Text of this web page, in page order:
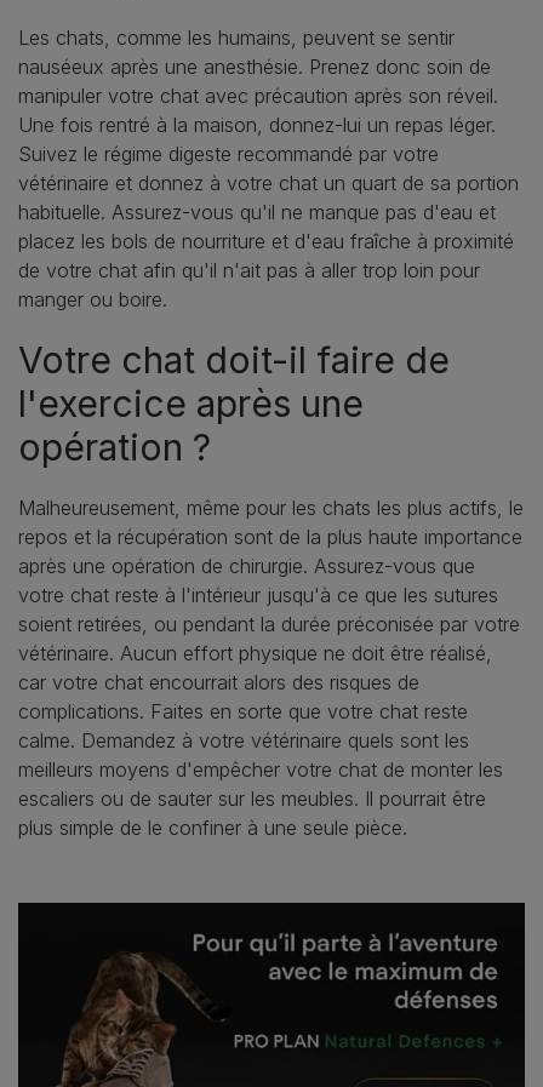
Les chats, comme les humains, peuvent se sentir
nauséeux après une anesthésie. Prenez donc soin de
manipuler votre chat avec précaution après son réveil.
Une fois rentré à la maison, donnez-lui un repas léger.
Suivez le régime digeste recommandé par votre
vétérinaire et donnez à votre chat un quart de sa portion
habituelle. Assurez-vous qu'il ne manque pas d'eau et
placez les bols de nourriture et d'eau fraîche à proximité
de votre chat afin qu'il n'ait pas à aller trop loin pour
manger ou boire.
Votre chat doit-il faire de
l'exercice après une
opération ?
Malheureusement, même pour les chats les plus actifs, le
repos et la récupération sont de la plus haute importance
après une opération de chirurgie. Assurez-vous que
votre chat reste à l'intérieur jusqu'à ce que les sutures
soient retirées, ou pendant la durée préconisée par votre
vétérinaire. Aucun effort physique ne doit être réalisé,
car votre chat encourrait alors des risques de
complications. Faites en sorte que votre chat reste
calme. Demandez à votre vétérinaire quels sont les
meilleurs moyens d'empêcher votre chat de monter les
escaliers ou de sauter sur les meubles. Il pourrait être
plus simple de le confiner à une seule pièce.